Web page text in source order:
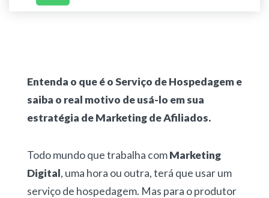
Entenda o que é o Serviço de Hospedagem e
saiba o real motivo de usá-lo em sua
estratégia de Marketing de Afiliados.
Todo mundo que trabalha comMarketing
Digital, uma hora ou outra, terá que usar um
serviço de hospedagem. Mas para o produtor